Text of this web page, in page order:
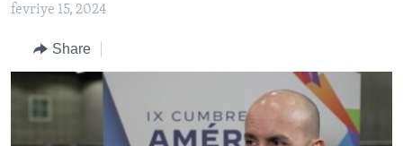
Skip
Search
FLASHPOINT IKRÈN
Learning English
fevriye 15, 2024
Share